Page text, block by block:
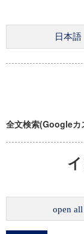
全文検索(Googleカ
open all